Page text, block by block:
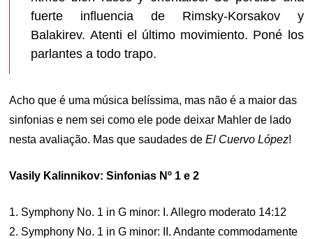
fuerte influencia de Rimsky-Korsakov y
Balakirev. Atenti el último movimiento. Poné los
parlantes a todo trapo.
Acho que é uma música belíssima, mas não é a maior das
sinfonias e nem sei como ele pode deixar Mahler de lado
nesta avaliação. Mas que saudades deEl Cuervo López!
Vasily Kalinnikov: Sinfonias Nº 1 e 2
1. Symphony No. 1 in G minor: I. Allegro moderato 14:12
2. Symphony No. 1 in G minor: II. Andante commodamente